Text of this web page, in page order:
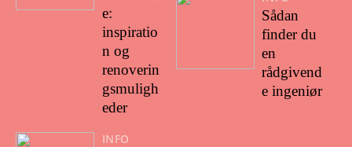
e:
inspiratio
n og
renoverin
gsmuligh
eder
INFO
Sådan
finder du
en
rådgivend
e ingeniør